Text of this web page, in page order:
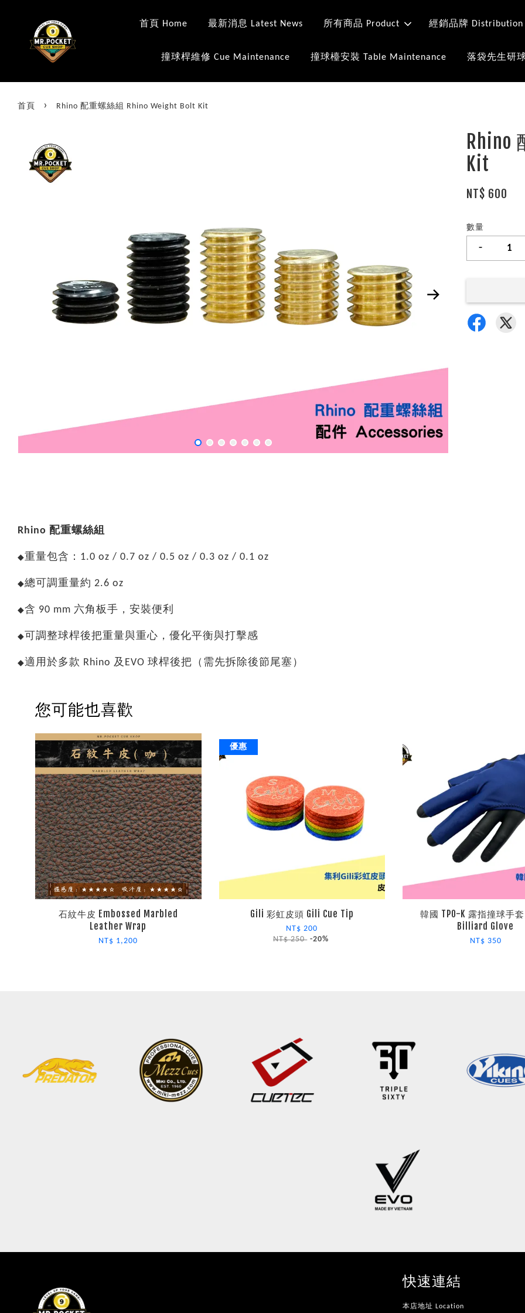
首頁 Home 最新消息 Latest News 所有商品 Product 經銷品牌 Distribution
撞球桿維修 Cue Maintenance 撞球檯安裝 Table Maintenance 落袋先生研
首頁 › Rhino 配重螺絲組 Rhino Weight Bolt Kit
Rhino
Kit
NT$ 600
數量
-
Rhino 配重螺絲組
◆重量包含：1.0 oz / 0.7 oz / 0.5 oz / 0.3 oz / 0.1 oz
◆總可調重量約 2.6 oz
◆含 90 mm 六角板手，安裝便利
◆ 可調整球桿後把重量與重心，優化平衡與打擊感
◆適用於多款 Rhino 及EVO 球桿後把（需先拆除後節尾塞）
您可能也喜歡
石紋牛皮 Embossed Marbled
Leather Wrap
NT$ 1,200
優惠
Gili 彩虹皮頭 Gili Cue Tip
NT$ 200
NT$ 250 -20%
韓國 TPO-K 露指撞球手套
Billiard Glove
NT$ 350
快速連結
本店地址 Location